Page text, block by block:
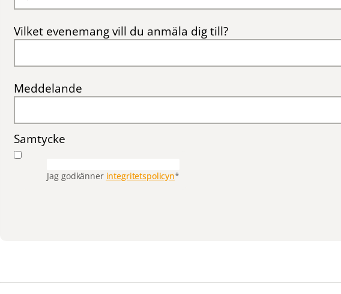
Vilket evenemang vill du anmäla dig till?
Meddelande
Samtycke
Jag godkänner integritetspolicyn*